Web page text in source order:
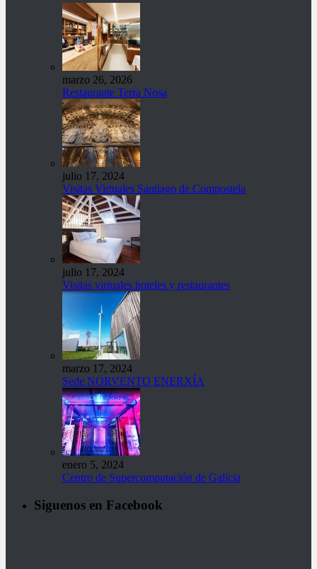
marzo 26, 2026
Restaurante Terra Nosa
julio 17, 2024
Visitas Virtuales Santiago de Compostela
julio 17, 2024
Visitas virtuales hoteles y restaurantes
marzo 17, 2024
Sede NORVENTO ENERXÍA
enero 5, 2024
Centro de Supercomputación de Galicia
Siguenos en Facebook